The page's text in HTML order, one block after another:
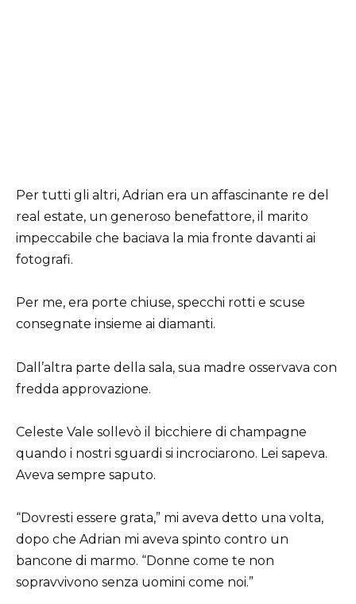
Per tutti gli altri, Adrian era un affascinante re del
real estate, un generoso benefattore, il marito
impeccabile che baciava la mia fronte davanti ai
fotografi.
Per me, era porte chiuse, specchi rotti e scuse
consegnate insieme ai diamanti.
Dall’altra parte della sala, sua madre osservava con
fredda approvazione.
Celeste Vale sollevò il bicchiere di champagne
quando i nostri sguardi si incrociarono. Lei sapeva.
Aveva sempre saputo.
“Dovresti essere grata,” mi aveva detto una volta,
dopo che Adrian mi aveva spinto contro un
bancone di marmo. “Donne come te non
sopravvivono senza uomini come noi.”